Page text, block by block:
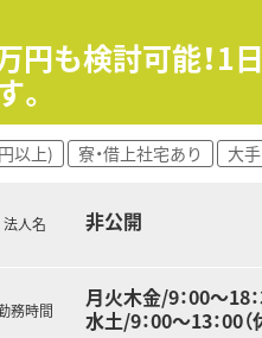
円も検討可能！
以上) 寮・借上社宅あり 大
法人名 非公開
務時間
月火木金/9：00～18：
水土/9：00～13：00（